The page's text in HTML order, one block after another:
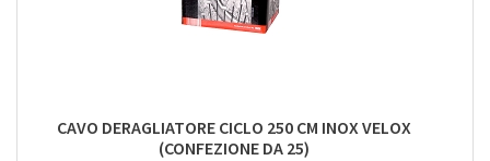
CAVO DERAGLIATORE CICLO 250 CM INOX VELOX
(CONFEZIONE DA 25)